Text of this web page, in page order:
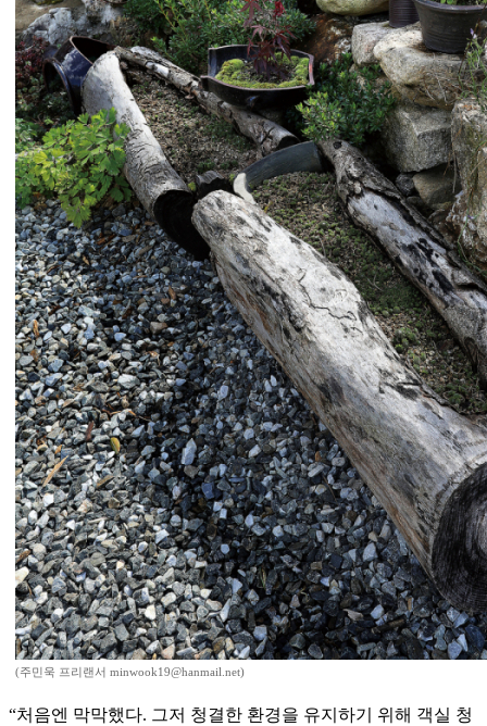
(주민욱 프리랜서 minwook19@hanmail.net)
“처음엔 막막했다. 그저 청결한 환경을 유지하기 위해 객실 청